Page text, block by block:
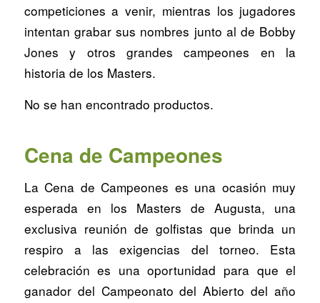
competiciones a venir, mientras los jugadores
intentan grabar sus nombres junto al de Bobby
Jones y otros grandes campeones en la
historia de los Masters.
No se han encontrado productos.
Cena de Campeones
La Cena de Campeones es una ocasión muy
esperada en los Masters de Augusta, una
exclusiva reunión de golfistas que brinda un
respiro a las exigencias del torneo. Esta
celebración es una oportunidad para que el
ganador del Campeonato del Abierto del año